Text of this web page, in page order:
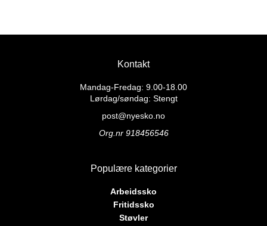
859 kr.779 kr.
produktet
flere
Alternativene
kan
velges
produktsiden
Kontakt
Mandag-Fredag: 9.00-18.00
Lørdag/søndag: Stengt
post@nyesko.no
Org.nr 918456546
Populære kategorier
Arbeidssko
Fritidssko
Støvler